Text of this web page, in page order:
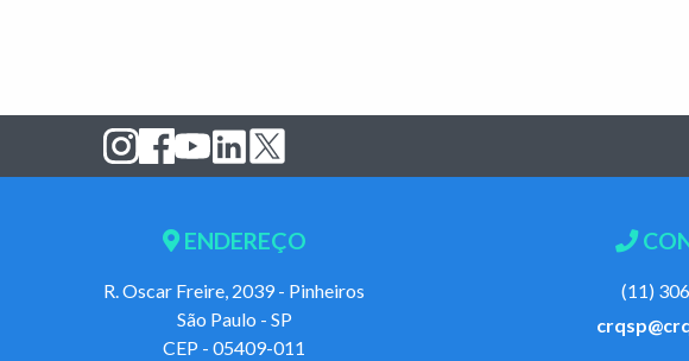
ENDEREÇO
R. Oscar Freire, 2039 - Pinheiros
São Paulo - SP
CEP - 05409-011
(11)